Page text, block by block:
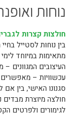
נוחות
חולצות קצרות
בין נוחות לסטייל
מתאימות במיוחד
העיצובים המגוונים
עכשוויות –
סגנונו האישי, בין
חולצה מיוצרת
לגימורים ולפרטים